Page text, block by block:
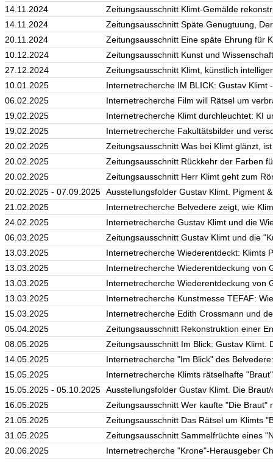
14.11.2024
Zeitungsausschnitt Klimt-Gemälde
14.11.2024
Zeitungsausschnitt Späte Genugtuung,
20.11.2024
Zeitungsausschnitt Eine späte Ehrung für
10.12.2024
Zeitungsausschnitt Kunst und
27.12.2024
Zeitungsausschnitt Klimt, künstlich
10.01.2025
Internetrecherche IM BLICK: Gustav Klimt
06.02.2025
Internetrecherche Film will Rätsel um
19.02.2025
Internetrecherche Klimt durchleuchtet: KI
19.02.2025
Internetrecherche Fakultätsbilder und
20.02.2025
Zeitungsausschnitt Was bei Klimt glänzt,
20.02.2025
Zeitungsausschnitt Rückkehr der Farben
20.02.2025
Zeitungsausschnitt Herr Klimt geht zum
20.02.2025 - 07.09.2025 Ausstellungsfolder Gustav Klimt. Pigment
21.02.2025
Internetrecherche Belvedere zeigt, wie
24.02.2025
Internetrecherche Gustav Klimt und die
06.03.2025
Zeitungsausschnitt Gustav Klimt und die
13.03.2025
Internetrecherche Wiederentdeckt: Klimts
13.03.2025
Internetrecherche Wiederentdeckung von
13.03.2025
Internetrecherche Wiederentdeckung von
13.03.2025
Internetrecherche Kunstmesse TEFAF:
15.03.2025
Internetrecherche Edith Crossmann und
05.04.2025
Zeitungsausschnitt Rekonstruktion einer
08.05.2025
Zeitungsausschnitt Im Blick: Gustav Klimt.
14.05.2025
Internetrecherche "Im Blick" des
15.05.2025
Internetrecherche Klimts rätselhafte
15.05.2025 - 05.10.2025 Ausstellungsfolder Gustav Klimt. Die
16.05.2025
Zeitungsausschnitt Wer kaufte "Die Braut"
21.05.2025
Zeitungsausschnitt Das Rätsel um Klimts
31.05.2025
Zeitungsausschnitt Sammelfrüchte eines
20.06.2025
Internetrecherche "Krone"-Herausgeber